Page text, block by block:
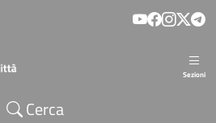
Sezioni
Cerca